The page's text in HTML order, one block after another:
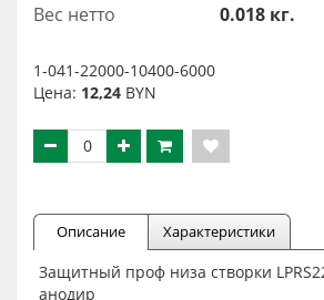
Вес нетто
0.018 кг.
1-041-22000-10400-6000
Цена: 12,24 BYN
Описание Характеристики
Защитный проф низа створки
анодир